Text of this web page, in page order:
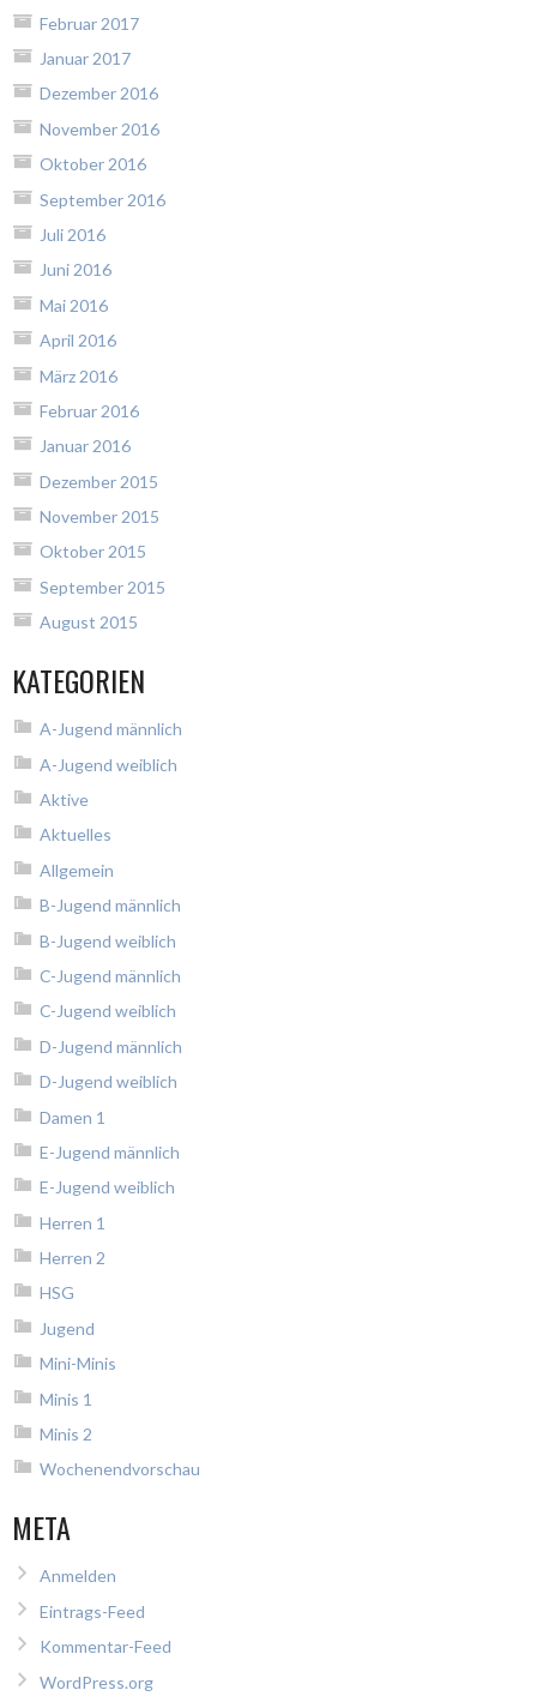
Februar 2017
Januar 2017
Dezember 2016
November 2016
Oktober 2016
September 2016
Juli 2016
Juni 2016
Mai 2016
April 2016
März 2016
Februar 2016
Januar 2016
Dezember 2015
November 2015
Oktober 2015
September 2015
August 2015
KATEGORIEN
A-Jugend männlich
A-Jugend weiblich
Aktive
Aktuelles
Allgemein
B-Jugend männlich
B-Jugend weiblich
C-Jugend männlich
C-Jugend weiblich
D-Jugend männlich
D-Jugend weiblich
Damen 1
E-Jugend männlich
E-Jugend weiblich
Herren 1
Herren 2
HSG
Jugend
Mini-Minis
Minis 1
Minis 2
Wochenendvorschau
META
Anmelden
Eintrags-Feed
Kommentar-Feed
WordPress.org